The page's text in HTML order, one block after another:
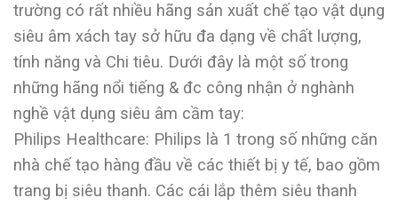
trường có rất nhiều hãng sản xuất chế tạo vật dụng
siêu âm xách tay sở hữu đa dạng về chất lượng,
tính năng và Chi tiêu. Dưới đây là một số trong
những hãng nổi tiếng & đc công nhận ở nghành
nghề vật dụng siêu âm cầm tay:
Philips Healthcare: Philips là 1 trong số những căn
nhà chế tạo hàng đầu về các thiết bị y tế, bao gồm
trang bị siêu thanh. Các cái lắp thêm siêu thanh